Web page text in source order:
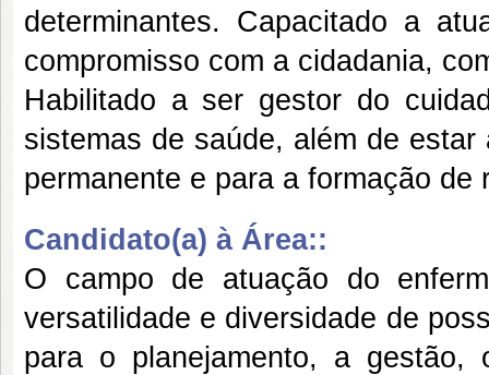
determinantes. Capacitado a
compromisso com a cidadania,
Habilitado a ser gestor do
sistemas de saúde, além de
permanente e para a formação de
Candidato(a) à Área::
O campo de atuação do
versatilidade e diversidade de
para o planejamento, a